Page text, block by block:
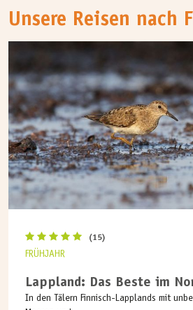
Unsere Reisen nach
(15)
FRÜHJAHR
Lappland: Das Beste im
In den Tälern Finnisch-Lapplands mit